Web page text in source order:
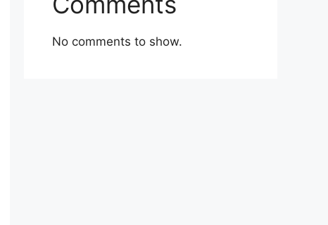
No comments to show.